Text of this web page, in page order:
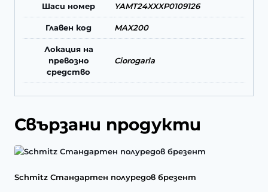
Шаси номер YAMT24XXXP0109126
Главен код MAX200
Локация на
превозно
средство
Ciorogarla
Свързани продукти
Schmitz Стандартен полуредов брезент